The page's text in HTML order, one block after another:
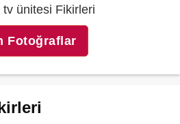
tv ünitesi Fikirleri
Fotoğraflar